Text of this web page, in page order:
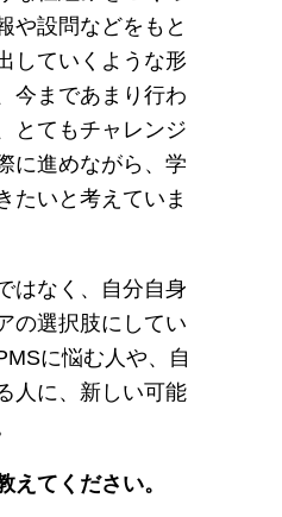
や設問などをもと
していくような形
今まであまり行わ
とてもチャレンジ
に進めながら、学
たいと考えていま
はなく、自分自身
の選択肢にしてい
に悩む人や、自
人に、新しい可能
てください。